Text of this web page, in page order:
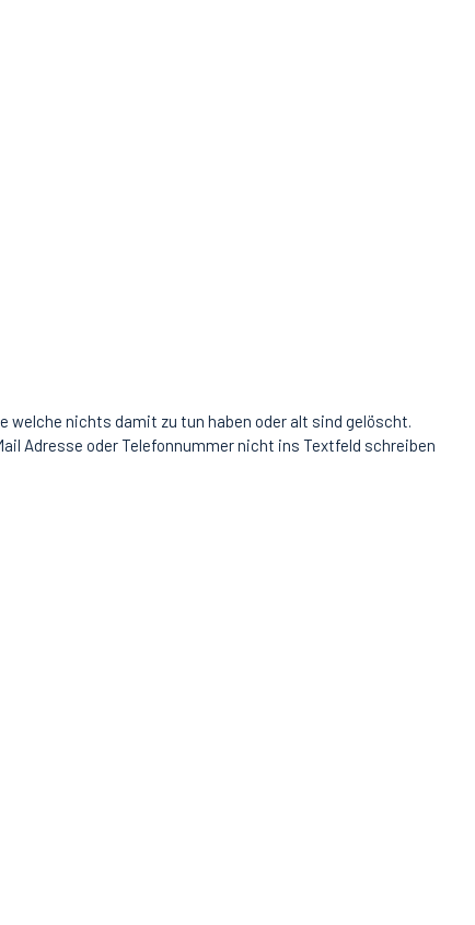
welche nichts damit zu tun haben oder alt sind gelöscht.
Adresse oder Telefonnummer nicht ins Textfeld schreiben